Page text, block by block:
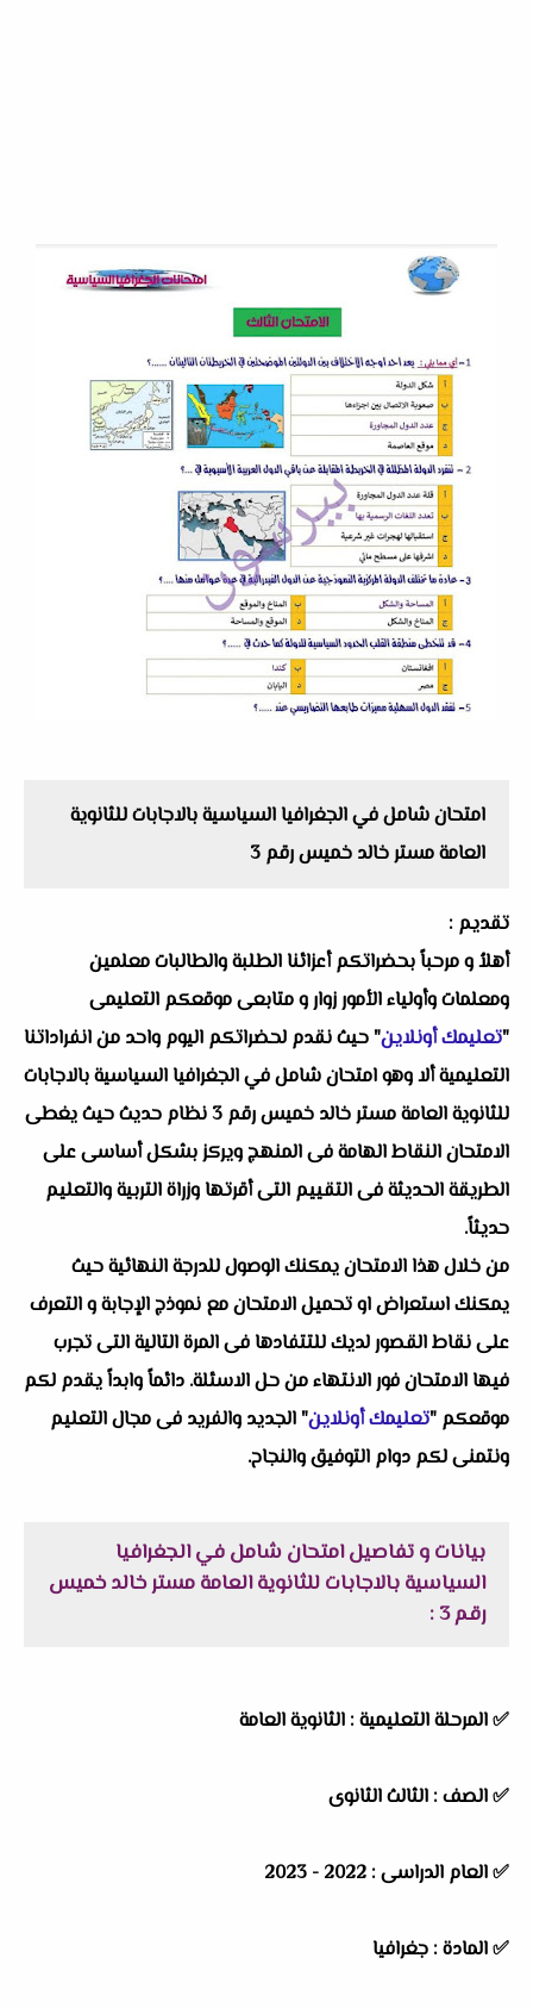
امتحان شامل في الجغرافيا السياسية بالاجابات للثانوية
العامة مستر خالد خميس رقم 3
تقديم :
أهلاُ و مرحباً بحضراتكم أعزائنا الطلبة والطالبات معلمين
ومعلمات وأولياء الأمور زوار و متابعى موقعكم التعليمى
"تعليمك أونلاين" حيث نقدم لحضراتكم اليوم واحد من انفراداتنا
التعليمية ألا وهو امتحان شامل في الجغرافيا السياسية بالاجابات
للثانوية العامة مستر خالد خميس رقم 3 نظام حديث حيث يغطى
الامتحان النقاط الهامة فى المنهج ويركز بشكل أساسى على
الطريقة الحديثة فى التقييم التى أقرتها وزراة التربية والتعليم
حديثاً.
من خلال هذا الامتحان يمكنك الوصول للدرجة النهائية حيث
يمكنك استعراض او تحميل الامتحان مع نموذج الإجابة و التعرف
على نقاط القصور لديك للتتفادها فى المرة التالية التى تجرب
فيها الامتحان فور الانتهاء من حل الاسئلة. دائماً وابداً يقدم لكم
موقعكم "تعليمك أونلاين" الجديد والفريد فى مجال التعليم
ونتمنى لكم دوام التوفيق والنجاح.
بيانات و تفاصيل امتحان شامل في الجغرافيا
السياسية بالاجابات للثانوية العامة مستر خالد خميس
رقم 3 :
✅المرحلة التعليمية : الثانوية العامة
✅الصف : الثالث الثانوى
✅العام الدراسى : 2022 - 2023
✅المادة : جغرافيا